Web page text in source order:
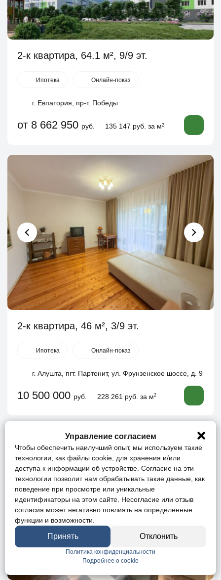
2-к квартира, 64.1 м², 9/9 эт.
Ипотека Онлайн-показ
г. Евпатория, пр-т. Победы
от 8 662 950 руб. 135 147 руб. за м2
2-к квартира, 46 м², 3/9 эт.
Ипотека Онлайн-показ
г. Алушта, пгт. Партенит, ул. Фрунзенское шоссе, д. 9
10 500 000 руб. 228 261 руб. за м2
Управление согласием
Чтобы обеспечить наилучший опыт, мы используем такие
технологии, как файлы cookie, для хранения и/или
доступа к информации об устройстве. Согласие на эти
технологии позволит нам обрабатывать такие данные, как
поведение при просмотре или уникальные
идентификаторы на этом сайте. Несогласие или отзыв
согласия может негативно повлиять на определенные
функции и возможности.
Принять Отклонить
Политика конфиденциальности
Подробнее о cookie